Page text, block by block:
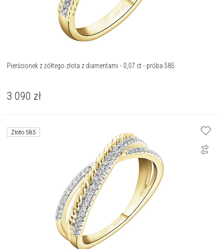
Pierścionek z żółtego złota z diamentami - 0,07 ct - próba 585
3 090 zł
Złoto 585